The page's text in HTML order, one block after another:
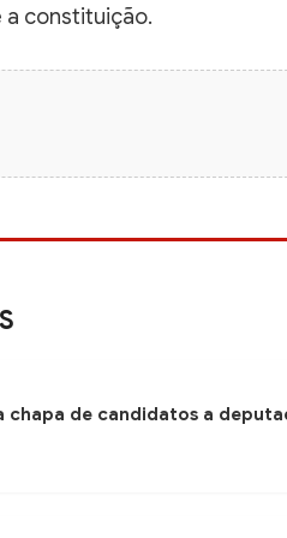
a constituição.
chapa de candidatos a